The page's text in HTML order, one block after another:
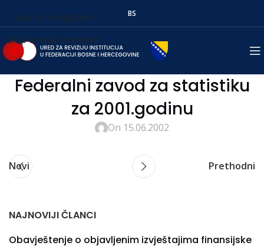
Skip to navigation
Skip to main content
BS
Federalni zavod za statistiku
za 2001.godinu
On 15.06.2002
Novi Prethodni
NAJNOVIJI ČLANCI
Obavještenje o objavljenim izvještajima finansijske